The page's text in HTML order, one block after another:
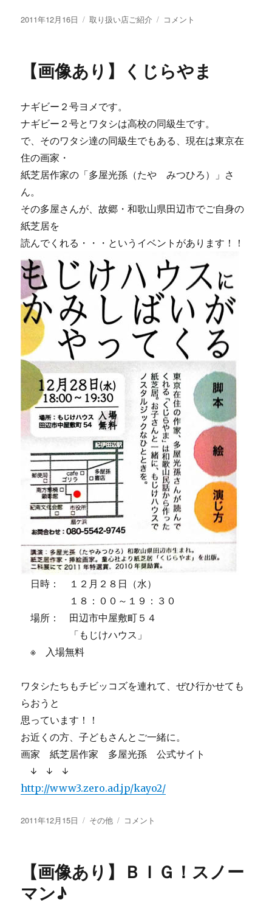
投
2011年12月16日
カ
ー
取り扱い店ご紹介
【画
忘
年
満
♪
コメント
【画像あり】くじらやま
ナギビー２号ヨメです。
ナギビー２号とワタシは高校の同級生です。
で、そのワタシ達の同級生でもある、現在は東京在
住の画家・
紙芝居作家の「多屋光孫（たや みつひろ）」さ
ん。
その多屋さんが、故郷・和歌山県田辺市でご自身の
紙芝居を
読んでくれる・・・というイベントがあります！！
日時： １２月２８日（水）
１８：００～１９：３０
場所： 田辺市中屋敷町５４
「もじけハウス」
※ 入場無料
ワタシたちもチビッコズを連れて、ぜひ行かせても
らおうと
思っています！！
お近くの方、子どもさんとご一緒に。
画家 紙芝居作家 多屋光孫 公式サイト
↓ ↓ ↓
http://www3.zero.ad.jp/kayo2/
投
2011年12月15日
カ
ー
その他
【画
く
コメント
【画像あり】ＢＩＧ！スノー
マン♪